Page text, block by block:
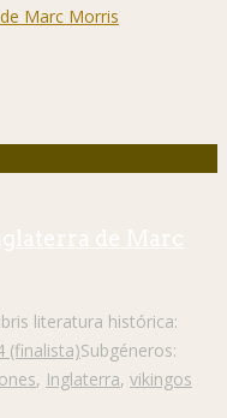
de Marc
literatura histórica:
(finalista)Subgéneros:
, Inglaterra, vikingos